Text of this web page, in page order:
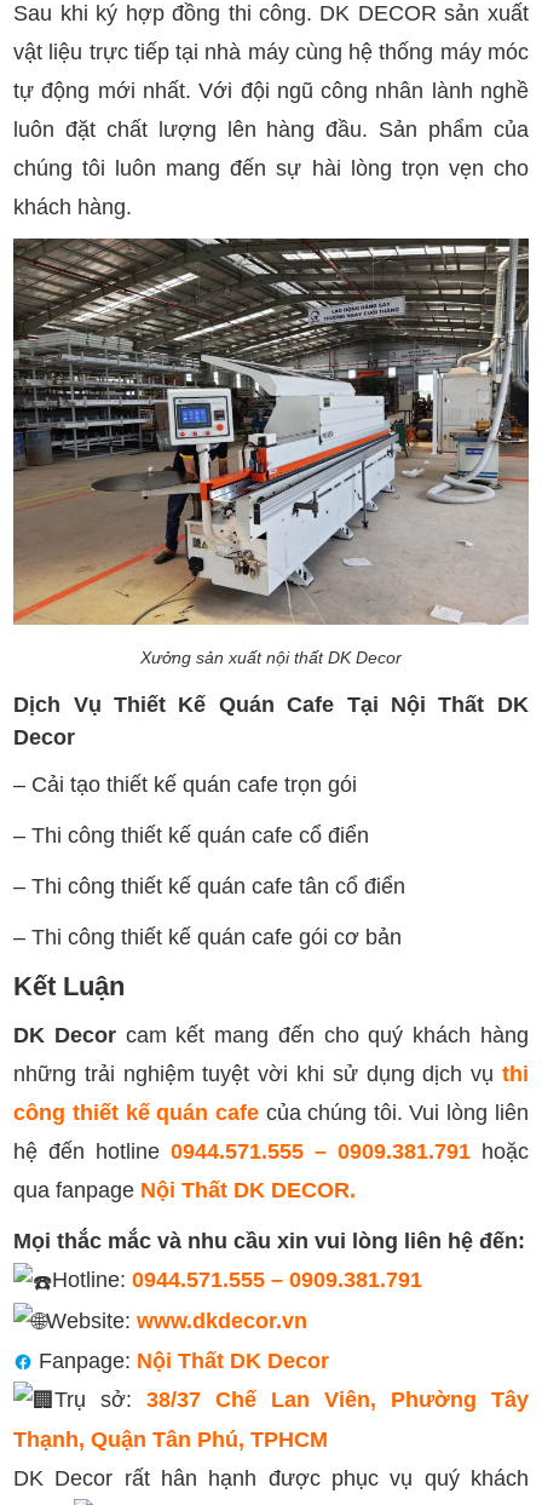
Sau khi ký hợp đồng thi công. DK DECOR sản xuất
vật liệu trực tiếp tại nhà máy cùng hệ thống máy móc
tự động mới nhất. Với đội ngũ công nhân lành nghề
luôn đặt chất lượng lên hàng đầu. Sản phẩm của
chúng tôi luôn mang đến sự hài lòng trọn vẹn cho
khách hàng.
Xưởng sản xuất nội thất DK Decor
Dịch Vụ Thiết Kế Quán Cafe Tại Nội Thất DK
Decor
– Cải tạo thiết kế quán cafe trọn gói
– Thi công thiết kế quán cafe cổ điển
– Thi công thiết kế quán cafe tân cổ điển
– Thi công thiết kế quán cafe gói cơ bản
Kết Luận
DK Decorcam kết mang đến cho quý khách hàng
những trải nghiệm tuyệt vời khi sử dụng dịch vụ thi
công thiết kế quán cafe của chúng tôi. Vui lòng liên
hệ đến hotline 0944.571.555 – 0909.381.791 hoặc
qua fanpage Nội Thất DK DECOR.
Mọi thắc mắc và nhu cầu xin vui lòng liên hệ đến:
Hotline:0944.571.555 – 0909.381.791
Website: www.dkdecor.vn
Fanpage: Nội Thất DK Decor
Trụ sở: 38/37 Chế Lan Viên, Phường Tây
Thạnh, Quận Tân Phú, TPHCM
DK Decor rất hân hạnh được phục vụ quý khách